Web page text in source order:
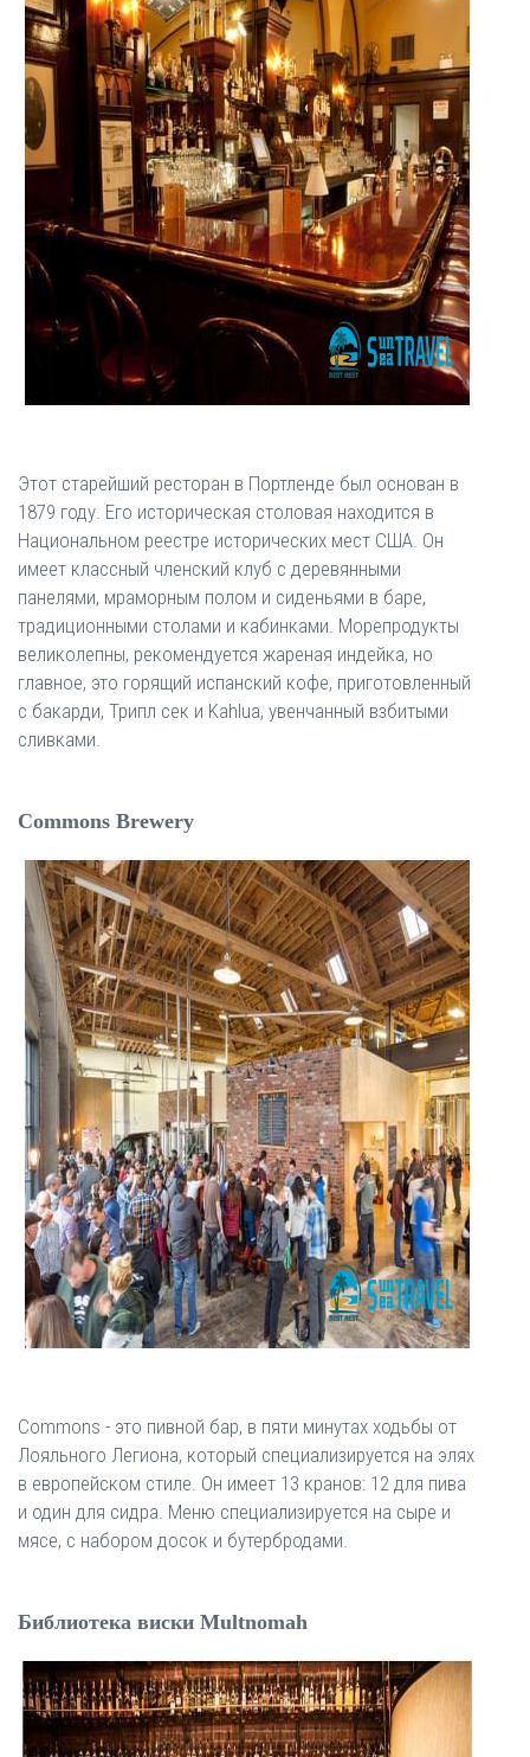
Этот старейший ресторан в Портленде был основан в
1879 году. Его историческая столовая находится в
Национальном реестре исторических мест США. Он
имеет классный членский клуб с деревянными
панелями, мраморным полом и сиденьями в баре,
традиционными столами и кабинками. Морепродукты
великолепны, рекомендуется жареная индейка, но
главное, это горящий испанский кофе, приготовленный
с бакарди, Трипл сек и Kahlua, увенчанный взбитыми
сливками.
Commons Brewery
Commons - это пивной бар, в пяти минутах ходьбы от
Лояльного Легиона, который специализируется на элях
в европейском стиле. Он имеет 13 кранов: 12 для пива
и один для сидра. Меню специализируется на сыре и
мясе, с набором досок и бутербродами.
Библиотека виски Multnomah